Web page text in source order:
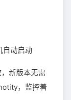
动启动
新版本无需
，监控着